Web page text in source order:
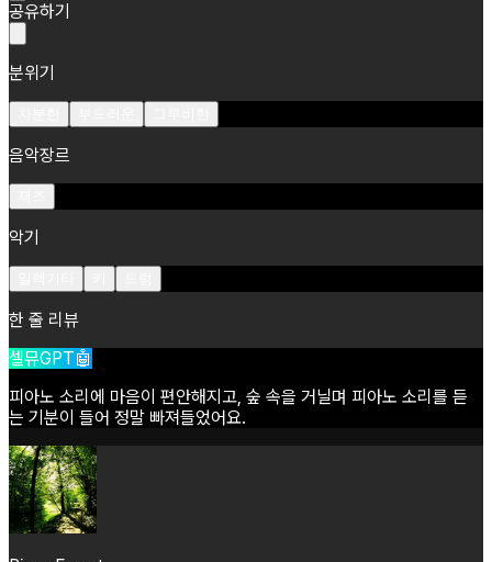
공유하기
분위기
음악장르
악기
한 줄 리뷰
셀뮤GPT🤖
피아노 소리에 마음이 편안해지고, 숲 속을 거닐며 피아노 소리를 듣
는 기분이 들어 정말 빠져들었어요.